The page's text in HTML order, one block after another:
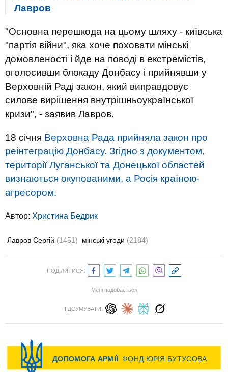
Лавров
"Основна перешкода на цьому шляху - київська
"партія війни", яка хоче поховати мінські
домовленості і йде на поводі в екстремістів,
оголосивши блокаду Донбасу і прийнявши у
Верховній Раді закон, який виправдовує
силове вирішення внутрішньоукраїнської
кризи", - заявив Лавров.
18 січня Верховна Рада прийняла закон про
реінтеграцію Донбасу. Згідно з документом,
території Луганської та Донецької областей
визнаються окупованими, а Росія країною-
агресором.
Автор: Христина Бедрик
Лавров Сергій (1451) мінські угоди (2184)
ПОДІЛИТИСЯ:
Мені подобається
ПІДСУМУВАТИ: